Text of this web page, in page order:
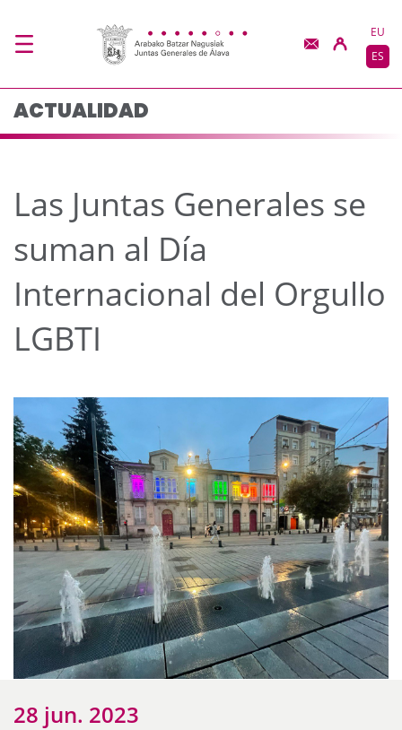
Las Juntas Generales EU
ES
ACTUALIDAD
Las Juntas Generales se
suman al Día
Internacional del Orgullo
LGBTI
28 jun. 2023